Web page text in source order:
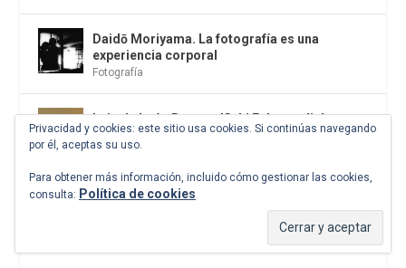
Daidō Moriyama. La fotografía es una
experiencia corporal
Fotografía
Luis de León Barga e Iñaki Ezkerra dialogan
sobre la cultura del exceso en el club
Matador de Madrid
La Habana, la ciudad donde conviven todos
Privacidad y cookies: este sitio usa cookies. Si continúas navegando
por él, aceptas su uso.
Para obtener más información, incluido cómo gestionar las cookies,
consulta: Política de cookies